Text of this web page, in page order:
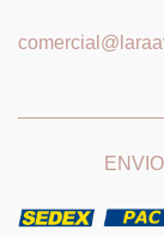
ENVIO